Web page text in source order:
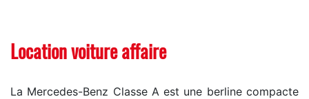
Location voiture affaire
La Mercedes-Benz Classe A est une berline compacte